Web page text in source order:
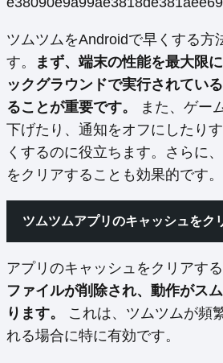
ツムツムをAndroidで早くする方
す。
まず、端末の性能を最大限
ックグラウンドで実行されてい
ることが重要です。
また、ゲー
下げたり、通知をオフにしたり
くするのに役立ちます。さらに
をクリアすることも効果的です。
ツムツムアプリのキャッシュをク
アプリのキャッシュをクリアする
ファイルが削除され、動作がス
ります。
これは、ツムツムが頻
れる場合に特に有効です。